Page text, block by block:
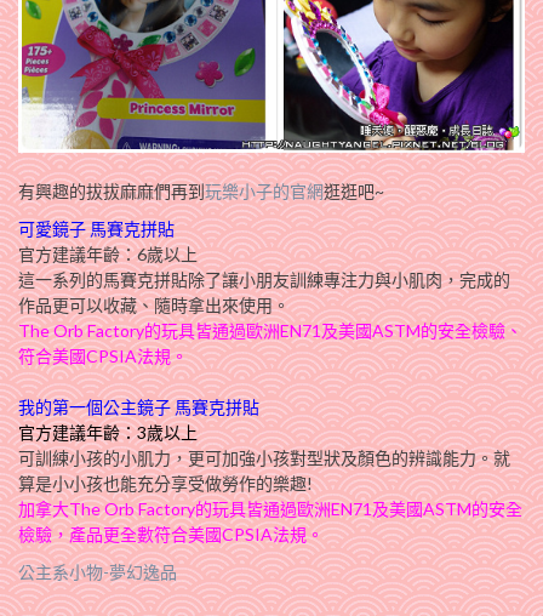
有興趣的拔拔麻麻們再到玩樂小子的官網逛逛吧~
可愛鏡子 馬賽克拼貼
官方建議年齡：6歲以上
這一系列的馬賽克拼貼除了讓小朋友訓練專注力與小肌肉，完成的
作品更可以收藏、隨時拿出來使用。
The Orb Factory的玩具皆通過歐洲EN71及美國ASTM的安全檢驗、
符合美國CPSIA法規。
我的第一個公主鏡子 馬賽克拼貼
官方建議年齡：3歲以上
可訓練小孩的小肌力，更可加強小孩對型狀及顏色的辨識能力。就
算是小小孩也能充分享受做勞作的樂趣!
加拿大The Orb Factory的玩具皆通過歐洲EN71及美國ASTM的安全
檢驗，產品更全數符合美國CPSIA法規。
公主系小物-夢幻逸品